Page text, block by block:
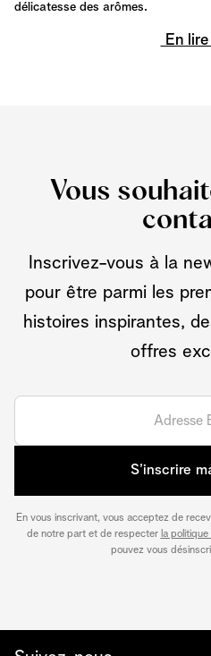
délicatesse des arômes.
En
Vous
Inscrivez-vous à la
pour être parmi les
histoires inspirantes,
offres
S’inscrire
En vous inscrivant, vous acceptez de
de notre part et de respecter la
pouvez vous